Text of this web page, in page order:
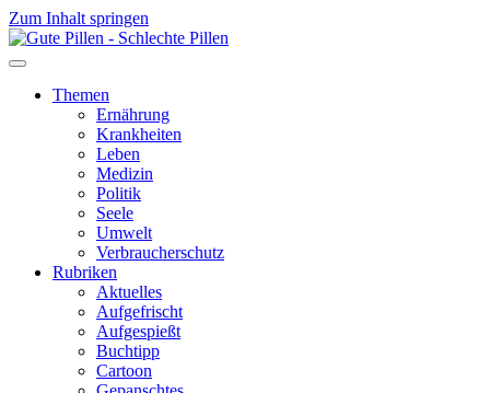
Zum Inhalt springen
Themen
Ernährung
Krankheiten
Leben
Medizin
Politik
Seele
Umwelt
Verbraucherschutz
Rubriken
Aktuelles
Aufgefrischt
Aufgespießt
Buchtipp
Cartoon